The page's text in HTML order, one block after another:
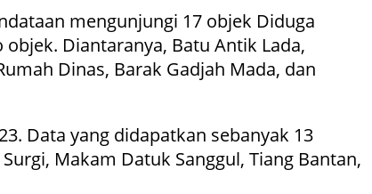
mengunjungi 17 objek Diduga
Diantaranya, Batu Antik Lada,
Dinas, Barak Gadjah Mada, dan
Data yang didapatkan sebanyak 13
Makam Datuk Sanggul, Tiang Bantan,